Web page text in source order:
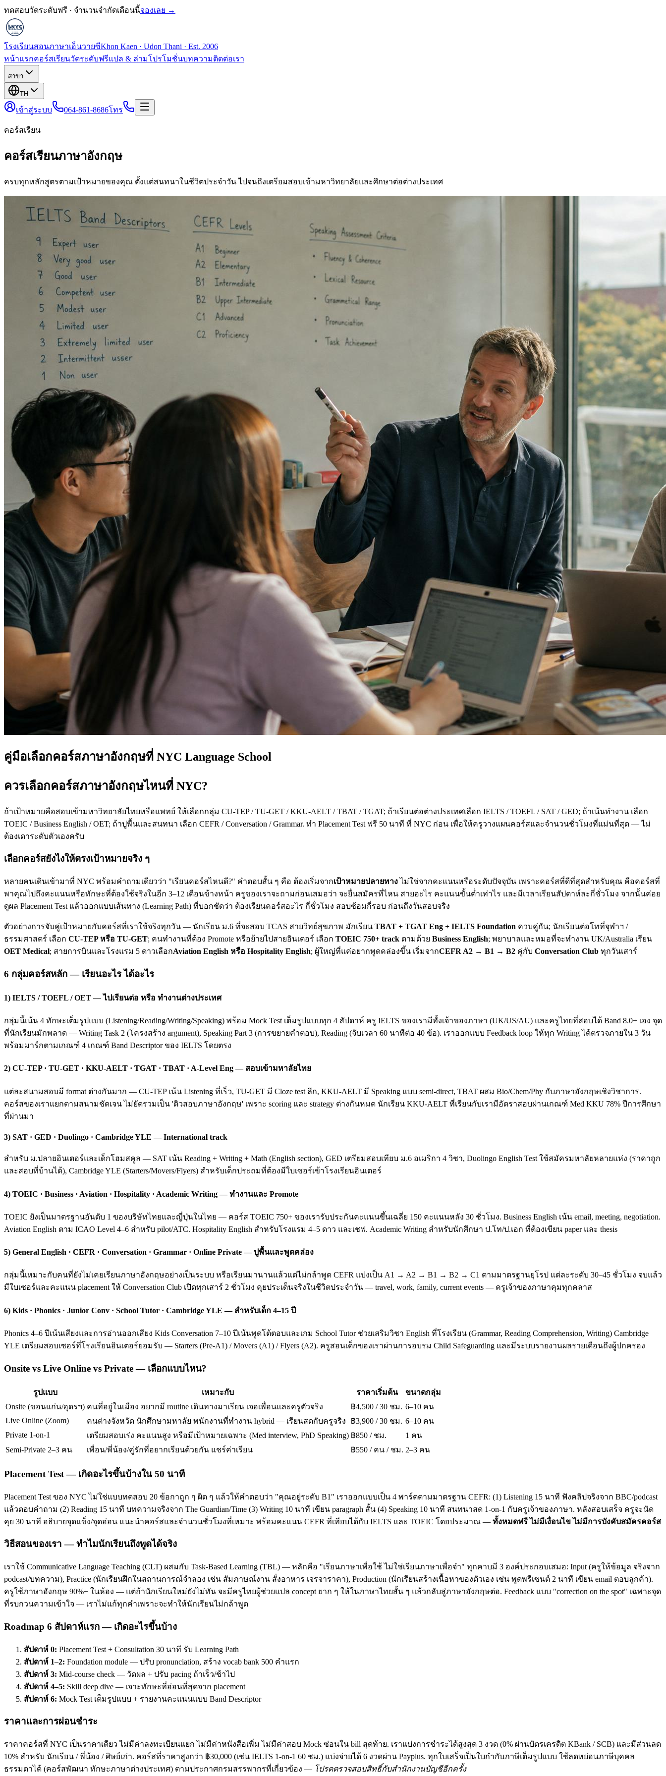
ทดสอบวัดระดับฟรี · จำนวนจำกัดเดือนนี้จองเลย →
โรงเรียนสอนภาษาเอ็นวายซีKhon Kaen · Udon Thani · Est. 2006
หน้าแรกคอร์สเรียนวัดระดับฟรีแปล & ล่ามโปรโมชั่นบทความติดต่อเรา
สาขา
TH
เข้าสู่ระบบ 064-861-8686โทร
คอร์สเรียน
คอร์สเรียนภาษาอังกฤษ
ครบทุกหลักสูตรตามเป้าหมายของคุณ ตั้งแต่สนทนาในชีวิตประจำวัน ไปจนถึงเตรียมสอบเข้ามหาวิทยาลัยและศึกษาต่อต่างประเทศ
คู่มือเลือกคอร์สภาษาอังกฤษที่ NYC Language School
ควรเลือกคอร์สภาษาอังกฤษไหนที่ NYC?
ถ้าเป้าหมายคือสอบเข้ามหาวิทยาลัยไทยหรือแพทย์ ให้เลือกกลุ่ม CU-TEP / TU-GET / KKU-AELT / TBAT / TGAT; ถ้าเรียนต่อต่างประเทศเลือก IELTS / TOEFL / SAT / GED; ถ้าเน้นทำงาน เลือก
TOEIC / Business English / OET; ถ้าปูพื้นและสนทนา เลือก CEFR / Conversation / Grammar. ทำ Placement Test ฟรี 50 นาที ที่ NYC ก่อน เพื่อให้ครูวางแผนคอร์สและจำนวนชั่วโมงที่แม่นที่สุด — ไม่
ต้องเดาระดับตัวเองครับ
เลือกคอร์สยังไงให้ตรงเป้าหมายจริง ๆ
หลายคนเดินเข้ามาที่ NYC พร้อมคำถามเดียวว่า "เรียนคอร์สไหนดี?" คำตอบสั้น ๆ คือ ต้องเริ่มจากเป้าหมายปลายทางไม่ใช่จากคะแนนหรือระดับปัจจุบัน เพราะคอร์สที่ดีที่สุดสำหรับคุณ คือคอร์สที่
พาคุณไปถึงคะแนนหรือทักษะที่ต้องใช้จริงในอีก 3–12 เดือนข้างหน้า ครูของเราจะถามก่อนเสมอว่า จะยื่นสมัครที่ไหน สายอะไร คะแนนขั้นต่ำเท่าไร และมีเวลาเรียนสัปดาห์ละกี่ชั่วโมง จากนั้นค่อย
ดูผล Placement Test แล้วออกแบบเส้นทาง (Learning Path) ที่บอกชัดว่า ต้องเรียนคอร์สอะไร กี่ชั่วโมง สอบซ้อมกี่รอบ ก่อนถึงวันสอบจริง
ตัวอย่างการจับคู่เป้าหมายกับคอร์สที่เราใช้จริงทุกวัน — นักเรียน ม.6 ที่จะสอบ TCAS สายวิทย์สุขภาพ มักเรียน TBAT + TGAT Eng + IELTS Foundation ควบคู่กัน; นักเรียนต่อโทที่จุฬาฯ /
ธรรมศาสตร์ เลือก CU-TEP หรือ TU-GET; คนทำงานที่ต้อง Promote หรือย้ายไปสายอินเตอร์ เลือก TOEIC 750+ track ตามด้วย Business English; พยาบาลและหมอที่จะทำงาน UK/Australia เรียน
OET Medical; สายการบินและโรงแรม 5 ดาวเลือกAviation English หรือ Hospitality English; ผู้ใหญ่ที่แค่อยากพูดคล่องขึ้น เริ่มจากCEFR A2 → B1 → B2 คู่กับ Conversation Club ทุกวันเสาร์
6 กลุ่มคอร์สหลัก — เรียนอะไร ได้อะไร
1) IELTS / TOEFL / OET — ไปเรียนต่อ หรือ ทำงานต่างประเทศ
กลุ่มนี้เน้น 4 ทักษะเต็มรูปแบบ (Listening/Reading/Writing/Speaking) พร้อม Mock Test เต็มรูปแบบทุก 4 สัปดาห์ ครู IELTS ของเรามีทั้งเจ้าของภาษา (UK/US/AU) และครูไทยที่สอบได้ Band 8.0+ เอง จุด
ที่นักเรียนมักพลาด — Writing Task 2 (โครงสร้าง argument), Speaking Part 3 (การขยายคำตอบ), Reading (จับเวลา 60 นาทีต่อ 40 ข้อ). เราออกแบบ Feedback loop ให้ทุก Writing ได้ตรวจภายใน 3 วัน
พร้อมมาร์กตามเกณฑ์ 4 เกณฑ์ Band Descriptor ของ IELTS โดยตรง
2) CU-TEP · TU-GET · KKU-AELT · TGAT · TBAT · A-Level Eng — สอบเข้ามหาลัยไทย
แต่ละสนามสอบมี format ต่างกันมาก — CU-TEP เน้น Listening ที่เร็ว, TU-GET มี Cloze test ลึก, KKU-AELT มี Speaking แบบ semi-direct, TBAT ผสม Bio/Chem/Phy กับภาษาอังกฤษเชิงวิชาการ.
คอร์สของเราแยกตามสนามชัดเจน ไม่ยัดรวมเป็น 'ติวสอบภาษาอังกฤษ' เพราะ scoring และ strategy ต่างกันหมด นักเรียน KKU-AELT ที่เรียนกับเรามีอัตราสอบผ่านเกณฑ์ Med KKU 78% ปีการศึกษา
ที่ผ่านมา
3) SAT · GED · Duolingo · Cambridge YLE — International track
สำหรับ ม.ปลายอินเตอร์และเด็กโฮมสคูล — SAT เน้น Reading + Writing + Math (English section), GED เตรียมสอบเทียบ ม.6 อเมริกา 4 วิชา, Duolingo English Test ใช้สมัครมหาลัยหลายแห่ง (ราคาถูก
และสอบที่บ้านได้), Cambridge YLE (Starters/Movers/Flyers) สำหรับเด็กประถมที่ต้องมีใบเซอร์เข้าโรงเรียนอินเตอร์
4) TOEIC · Business · Aviation · Hospitality · Academic Writing — ทำงานและ Promote
TOEIC ยังเป็นมาตรฐานอันดับ 1 ของบริษัทไทยและญี่ปุ่นในไทย — คอร์ส TOEIC 750+ ของเรารับประกันคะแนนขึ้นเฉลี่ย 150 คะแนนหลัง 30 ชั่วโมง. Business English เน้น email, meeting, negotiation.
Aviation English ตาม ICAO Level 4–6 สำหรับ pilot/ATC. Hospitality English สำหรับโรงแรม 4–5 ดาว และเชฟ. Academic Writing สำหรับนักศึกษา ป.โท/ป.เอก ที่ต้องเขียน paper และ thesis
5) General English · CEFR · Conversation · Grammar · Online Private — ปูพื้นและพูดคล่อง
กลุ่มนี้เหมาะกับคนที่ยังไม่เคยเรียนภาษาอังกฤษอย่างเป็นระบบ หรือเรียนมานานแล้วแต่ไม่กล้าพูด CEFR แบ่งเป็น A1 → A2 → B1 → B2 → C1 ตามมาตรฐานยุโรป แต่ละระดับ 30–45 ชั่วโมง จบแล้ว
มีใบเซอร์และคะแนน placement ให้ Conversation Club เปิดทุกเสาร์ 2 ชั่วโมง คุยประเด็นจริงในชีวิตประจำวัน — travel, work, family, current events — ครูเจ้าของภาษาคุมทุกคลาส
6) Kids · Phonics · Junior Conv · School Tutor · Cambridge YLE — สำหรับเด็ก 4–15 ปี
Phonics 4–6 ปีเน้นเสียงและการอ่านออกเสียง Kids Conversation 7–10 ปีเน้นพูดโต้ตอบและเกม School Tutor ช่วยเสริมวิชา English ที่โรงเรียน (Grammar, Reading Comprehension, Writing) Cambridge
YLE เตรียมสอบเซอร์ที่โรงเรียนอินเตอร์ยอมรับ — Starters (Pre-A1) / Movers (A1) / Flyers (A2). ครูสอนเด็กของเราผ่านการอบรม Child Safeguarding และมีระบบรายงานผลรายเดือนถึงผู้ปกครอง
Onsite vs Live Online vs Private — เลือกแบบไหน?
รูปแบบ เหมาะกับ ราคาเริ่มต้น
ขนาดกลุ่ม
Onsite (ขอนแก่น/อุดรฯ) คนที่อยู่ในเมือง อยากมี routine เดินทางมาเรียน เจอเพื่อนและครูตัวจริง ฿4,500 / 30 ชม. 6–10 คน
Live Online (Zoom)
คนต่างจังหวัด นักศึกษามหาลัย พนักงานที่ทำงาน hybrid — เรียนสดกับครูจริง ฿3,900 / 30 ชม. 6–10 คน
Private 1-on-1
เตรียมสอบเร่ง คะแนนสูง หรือมีเป้าหมายเฉพาะ (Med interview, PhD Speaking) ฿850 / ชม.
1 คน
Semi-Private 2–3 คน
เพื่อน/พี่น้อง/คู่รักที่อยากเรียนด้วยกัน แชร์ค่าเรียน ฿550 / คน / ชม. 2–3 คน
Placement Test — เกิดอะไรขึ้นบ้างใน 50 นาที
Placement Test ของ NYC ไม่ใช่แบบทดสอบ 20 ข้อกาถูก ๆ ผิด ๆ แล้วให้คำตอบว่า "คุณอยู่ระดับ B1" เราออกแบบเป็น 4 พาร์ตตามมาตรฐาน CEFR: (1) Listening 15 นาที ฟังคลิปจริงจาก BBC/podcast
แล้วตอบคำถาม (2) Reading 15 นาที บทความจริงจาก The Guardian/Time (3) Writing 10 นาที เขียน paragraph สั้น (4) Speaking 10 นาที สนทนาสด 1-on-1 กับครูเจ้าของภาษา. หลังสอบเสร็จ ครูจะนัด
คุย 30 นาที อธิบายจุดแข็ง/จุดอ่อน แนะนำคอร์สและจำนวนชั่วโมงที่เหมาะ พร้อมคะแนน CEFR ที่เทียบได้กับ IELTS และ TOEIC โดยประมาณ — ทั้งหมดฟรี ไม่มีเงื่อนไข ไม่มีการบังคับสมัครคอร์ส
วิธีสอนของเรา — ทำไมนักเรียนถึงพูดได้จริง
เราใช้ Communicative Language Teaching (CLT) ผสมกับ Task-Based Learning (TBL) — หลักคือ "เรียนภาษาเพื่อใช้ ไม่ใช่เรียนภาษาเพื่อจำ" ทุกคาบมี 3 องค์ประกอบเสมอ: Input (ครูให้ข้อมูล จริงจาก
podcast/บทความ), Practice (นักเรียนฝึกในสถานการณ์จำลอง เช่น สัมภาษณ์งาน สั่งอาหาร เจรจาราคา), Production (นักเรียนสร้างเนื้อหาของตัวเอง เช่น พูดพรีเซนต์ 2 นาที เขียน email ตอบลูกค้า).
ครูใช้ภาษาอังกฤษ 90%+ ในห้อง — แต่ถ้านักเรียนใหม่ยังไม่ทัน จะมีครูไทยผู้ช่วยแปล concept ยาก ๆ ให้ในภาษาไทยสั้น ๆ แล้วกลับสู่ภาษาอังกฤษต่อ. Feedback แบบ "correction on the spot" เฉพาะจุด
ที่รบกวนความเข้าใจ — เราไม่แก้ทุกคำเพราะจะทำให้นักเรียนไม่กล้าพูด
Roadmap 6 สัปดาห์แรก — เกิดอะไรขึ้นบ้าง
สัปดาห์ 0: Placement Test + Consultation 30 นาที รับ Learning Path
สัปดาห์ 1–2: Foundation module — ปรับ pronunciation, สร้าง vocab bank 500 คำแรก
สัปดาห์ 3: Mid-course check — วัดผล + ปรับ pacing ถ้าเร็ว/ช้าไป
สัปดาห์ 4–5: Skill deep dive — เจาะทักษะที่อ่อนที่สุดจาก placement
สัปดาห์ 6: Mock Test เต็มรูปแบบ + รายงานคะแนนแบบ Band Descriptor
ราคาและการผ่อนชำระ
ราคาคอร์สที่ NYC เป็นราคาเดียว ไม่มีค่าลงทะเบียนแยก ไม่มีค่าหนังสือเพิ่ม ไม่มีค่าสอบ Mock ซ่อนใน bill สุดท้าย. เราแบ่งการชำระได้สูงสุด 3 งวด (0% ผ่านบัตรเครดิต KBank / SCB) และมีส่วนลด
10% สำหรับ นักเรียน / พี่น้อง / ศิษย์เก่า. คอร์สที่ราคาสูงกว่า ฿30,000 (เช่น IELTS 1-on-1 60 ชม.) แบ่งจ่ายได้ 6 งวดผ่าน Payplus. ทุกใบเสร็จเป็นใบกำกับภาษีเต็มรูปแบบ ใช้ลดหย่อนภาษีบุคคล
ธรรมดาได้ (คอร์สพัฒนา ทักษะภาษาต่างประเทศ) ตามประกาศกรมสรรพากรที่เกี่ยวข้อง — โปรดตรวจสอบสิทธิ์กับสำนักงานบัญชีอีกครั้ง